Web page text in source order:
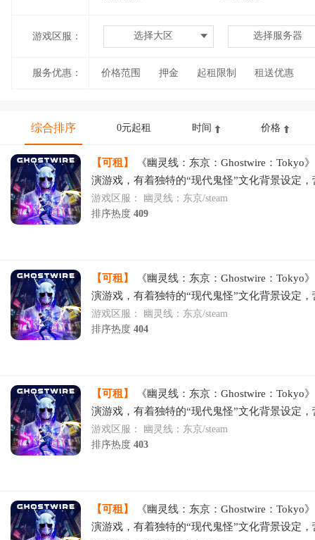
游戏区服： 选择大区 选择服务器
服务优惠： 价格范围 押金 起租限制 租送优惠
综合排序 0元起租 时间 价格
【可租】
《幽灵线：东京：Ghostwire：Tokyo
演游戏，有着独特的“现代鬼怪”文化背景设定
都市怪谈，令人惊艳的视觉奇观，独特的战斗
游戏区服：
幽灵线：东京/steam
排序热度 409
【可租】
《幽灵线：东京：Ghostwire：Tokyo
演游戏，有着独特的“现代鬼怪”文化背景设定
都市怪谈，令人惊艳的视觉奇观，独特的战斗
游戏区服：
幽灵线：东京/steam
排序热度 404
【可租】
《幽灵线：东京：Ghostwire：Tokyo
演游戏，有着独特的“现代鬼怪”文化背景设定
都市怪谈，令人惊艳的视觉奇观，独特的战斗
游戏区服：
幽灵线：东京/steam
排序热度 403
【可租】
《幽灵线：东京：Ghostwire：Tokyo
演游戏，有着独特的“现代鬼怪”文化背景设定